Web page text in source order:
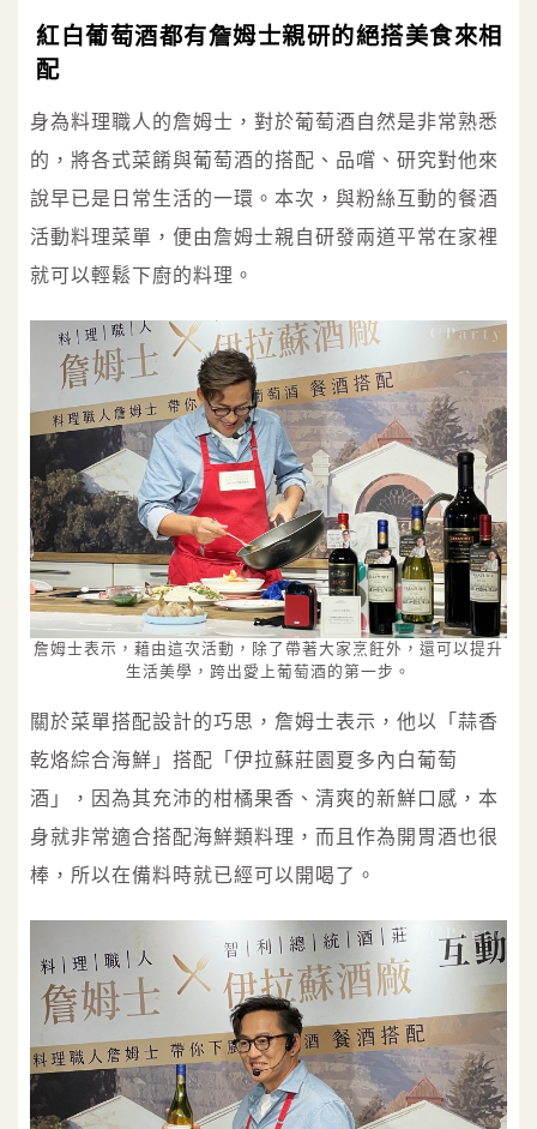
紅白葡萄酒都有詹姆士親研的絕搭美食來相
配
身為料理職人的詹姆士，對於葡萄酒自然是非常熟悉
的，將各式菜餚與葡萄酒的搭配、品嚐、研究對他來
說早已是日常生活的一環。本次，與粉絲互動的餐酒
活動料理菜單，便由詹姆士親自研發兩道平常在家裡
就可以輕鬆下廚的料理。
詹姆士表示，藉由這次活動，除了帶著大家烹飪外，還可以提升
生活美學，跨出愛上葡萄酒的第一步。
關於菜單搭配設計的巧思，詹姆士表示，他以「蒜香
乾烙綜合海鮮」搭配「伊拉蘇莊園夏多內白葡萄
酒」，因為其充沛的柑橘果香、清爽的新鮮口感，本
身就非常適合搭配海鮮類料理，而且作為開胃酒也很
棒，所以在備料時就已經可以開喝了。